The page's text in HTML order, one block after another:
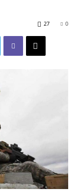
0
27